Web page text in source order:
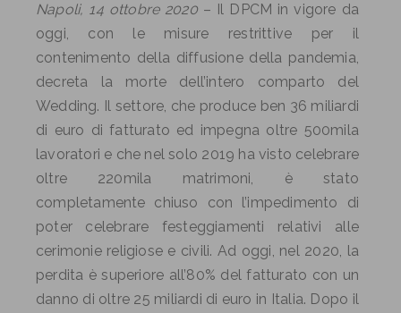
Napoli, 14 ottobre 2020– Il DPCM in vigore da
oggi, con le misure restrittive per il
contenimento della diffusione della pandemia,
decreta la morte dell’intero comparto del
Wedding. Il settore, che produce ben 36 miliardi
di euro di fatturato ed impegna oltre 500mila
lavoratori e che nel solo 2019 ha visto celebrare
oltre 220mila matrimoni, è stato
completamente chiuso con l’impedimento di
poter celebrare festeggiamenti relativi alle
cerimonie religiose e civili. Ad oggi, nel 2020, la
perdita è superiore all’80% del fatturato con un
danno di oltre 25 miliardi di euro in Italia. Dopo il